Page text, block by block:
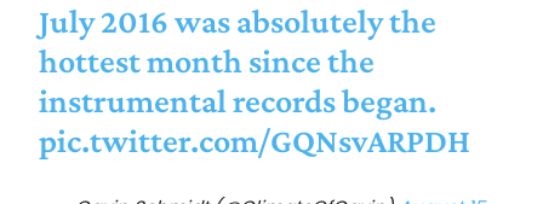
July 2016 was absolutely the
hottest month since the
instrumental records began.
pic.twitter.com/GQNsvARPDH